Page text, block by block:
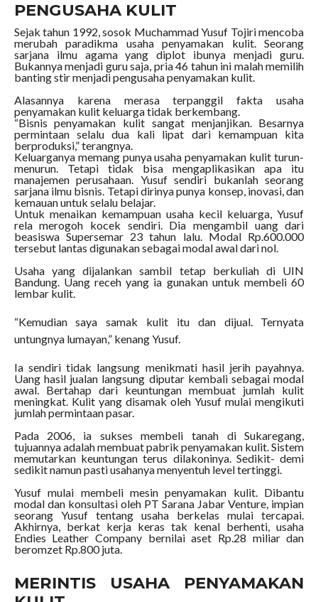
PENGUSAHA KULIT
Sejak tahun 1992, sosok Muchammad Yusuf Tojiri mencoba
merubah paradikma usaha penyamakan kulit. Seorang
sarjana ilmu agama yang diplot ibunya menjadi guru.
Bukannya menjadi guru saja, pria 46 tahun ini malah memilih
banting stir menjadi pengusaha penyamakan kulit.
Alasannya karena merasa terpanggil fakta usaha
penyamakan kulit keluarga tidak berkembang.
“Bisnis penyamakan kulit sangat menjanjikan. Besarnya
permintaan selalu dua kali lipat dari kemampuan kita
berproduksi,” terangnya.
Keluarganya memang punya usaha penyamakan kulit turun-
menurun. Tetapi tidak bisa mengaplikasikan apa itu
manajemen perusahaan. Yusuf sendiri bukanlah seorang
sarjana ilmu bisnis. Tetapi dirinya punya konsep, inovasi, dan
kemauan untuk selalu belajar.
Untuk menaikan kemampuan usaha kecil keluarga, Yusuf
rela merogoh kocek sendiri. Dia mengambil uang dari
beasiswa Supersemar 23 tahun lalu. Modal Rp.600.000
tersebut lantas digunakan sebagai modal awal dari nol.
Usaha yang dijalankan sambil tetap berkuliah di UIN
Bandung. Uang receh yang ia gunakan untuk membeli 60
lembar kulit.
“Kemudian saya samak kulit itu dan dijual. Ternyata
untungnya lumayan,” kenang Yusuf.
Ia sendiri tidak langsung menikmati hasil jerih payahnya.
Uang hasil jualan langsung diputar kembali sebagai modal
awal. Bertahap dari keuntungan membuat jumlah kulit
meningkat. Kulit yang disamak oleh Yusuf mulai mengikuti
jumlah permintaan pasar.
Pada 2006, ia sukses membeli tanah di Sukaregang,
tujuannya adalah membuat pabrik penyamakan kulit. Sistem
memutarkan keuntungan terus dilakoninya. Sedikit- demi
sedikit namun pasti usahanya menyentuh level tertinggi.
Yusuf mulai membeli mesin penyamakan kulit. Dibantu
modal dan konsultasi oleh PT Sarana Jabar Venture, impian
seorang Yusuf tentang usaha berkelas mulai tercapai.
Akhirnya, berkat kerja keras tak kenal berhenti, usaha
Endies Leather Company bernilai aset Rp.28 miliar dan
beromzet Rp.800 juta.
MERINTIS USAHA PENYAMAKAN